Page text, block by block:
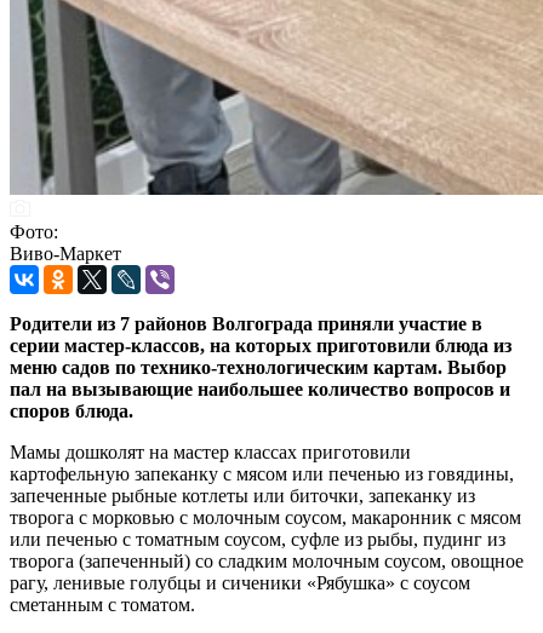
Фото:
Виво-Маркет
Родители из 7 районов Волгограда приняли участие в
серии мастер-классов, на которых приготовили блюда из
меню садов по технико-технологическим картам. Выбор
пал на вызывающие наибольшее количество вопросов и
споров блюда.
Мамы дошколят на мастер классах приготовили
картофельную запеканку с мясом или печенью из говядины,
запеченные рыбные котлеты или биточки, запеканку из
творога с морковью с молочным соусом, макаронник с мясом
или печенью с томатным соусом, суфле из рыбы, пудинг из
творога (запеченный) со сладким молочным соусом, овощное
рагу, ленивые голубцы и сиченики «Рябушка» с соусом
сметанным с томатом.